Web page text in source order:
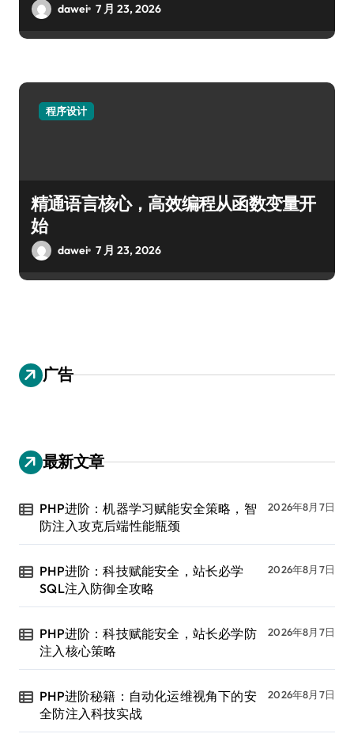
dawei 7 月 23, 2026
程序设计
精通语言核心，高效编程从函数变量开
始
dawei 7 月 23, 2026
广告
最新文章
PHP进阶：机器学习赋能安全策略，智
防注入攻克后端性能瓶颈
2026年8月7日
PHP进阶：科技赋能安全，站长必学
SQL注入防御全攻略
2026年8月7日
PHP进阶：科技赋能安全，站长必学防
注入核心策略
2026年8月7日
PHP进阶秘籍：自动化运维视角下的安
全防注入科技实战
2026年8月7日